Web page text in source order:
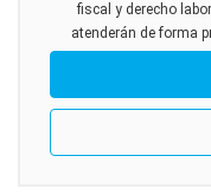
fiscal y derecho
atenderán de forma